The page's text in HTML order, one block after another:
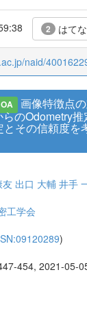
2 はて
naid/
OA
画像特徴点
らのOdometry
その信頼度を
友 出口 大輔 井手
工学会
)
454, 2021-05-